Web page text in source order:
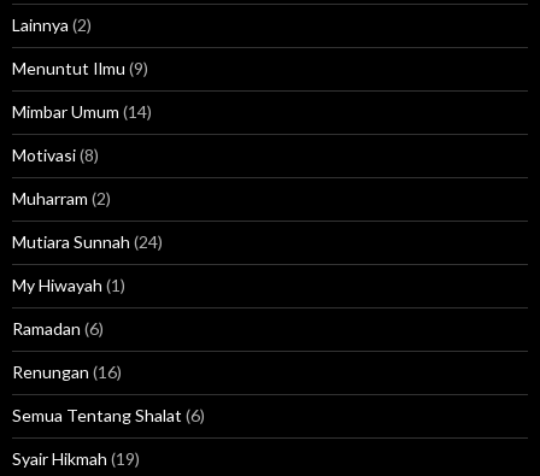
Lainnya (2)
Menuntut Ilmu (9)
Mimbar Umum (14)
Motivasi(8)
Muharram (2)
Mutiara Sunnah (24)
My Hiwayah (1)
Ramadan (6)
Renungan (16)
Semua Tentang Shalat (6)
Syair Hikmah (19)